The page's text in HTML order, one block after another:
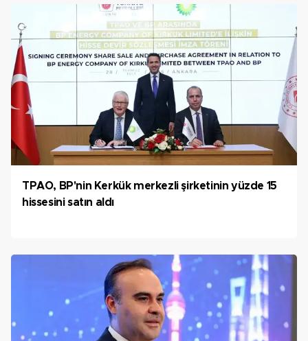
TPAO, BP'nin Kerkük merkezli şirketinin yüzde 15
hissesini satın aldı